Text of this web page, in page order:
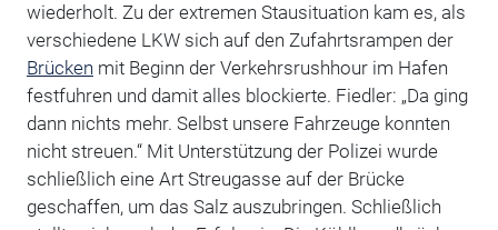
wiederholt. Zu der extremen Stausituation kam es, als
verschiedene LKW sich auf den Zufahrtsrampen der
Brücken mit Beginn der Verkehrsrushhour im Hafen
festfuhren und damit alles blockierte. Fiedler: „Da ging
dann nichts mehr. Selbst unsere Fahrzeuge konnten
nicht streuen.“ Mit Unterstützung der Polizei wurde
schließlich eine Art Streugasse auf der Brücke
geschaffen, um das Salz auszubringen. Schließlich